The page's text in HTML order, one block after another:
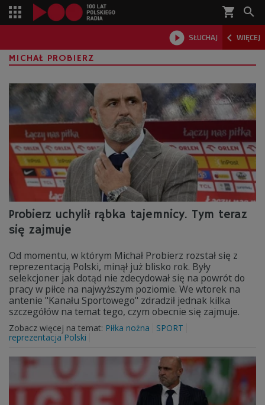
shopping_cart 
 SŁUCHAJ  WIĘCEJ

MICHAŁ PROBIERZ
Probierz uchylił rąbka tajemnicy. Tym teraz
się zajmuje
Od momentu, w którym Michał Probierz rozstał się z
reprezentacją Polski, minął już blisko rok. Były
selekcjoner jak dotąd nie zdecydował się na powrót do
pracy w piłce na najwyższym poziomie. We wtorek na
antenie "Kanału Sportowego" zdradził jednak kilka
szczegółów na temat tego, czym obecnie się zajmuje.
Zobacz więcej na temat: Piłka nożna
SPORT
reprezentacja Polski